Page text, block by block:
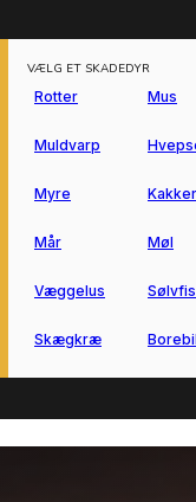
VÆLG ET SKADEDYR
Rotter Mus
Muldvarp
Myre
Mår Møl
Væggelus
Skægkræ